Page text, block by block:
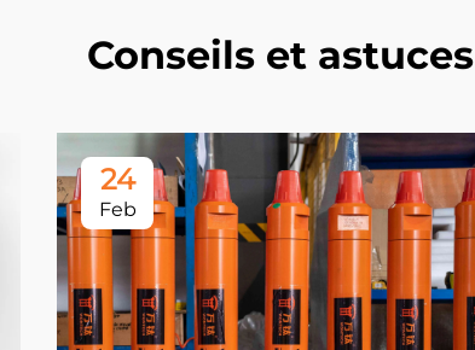
Conseils et astuces
24
Feb